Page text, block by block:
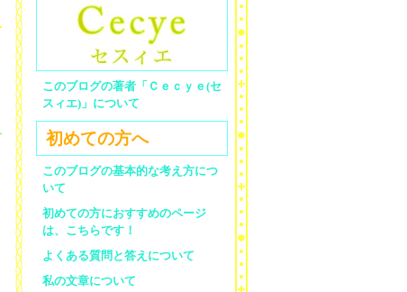
このブログの著者「Ｃｅｃｙｅ(セ
スィエ)」について
初めての方へ
このブログの基本的な考え方につ
いて
初めての方におすすめのページ
は、こちらです！
よくある質問と答えについて
私の文章について